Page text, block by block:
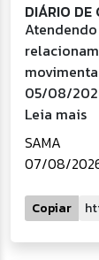
DIÁRIO DE
Atendendo
05/08/
Leia mais
SAMA
07/08/
Copiar